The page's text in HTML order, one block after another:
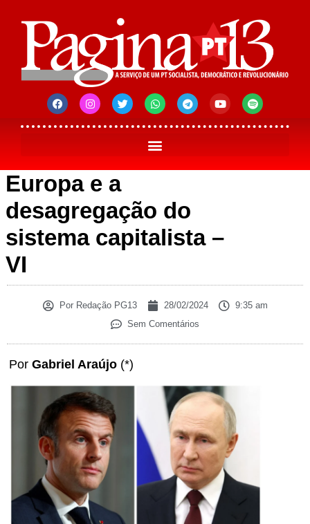
Europa e a
desagregação do
sistema capitalista –
VI
PorRedação PG13 28/02/2024
9:35 am
Sem Comentários
Por Gabriel Araújo (*)